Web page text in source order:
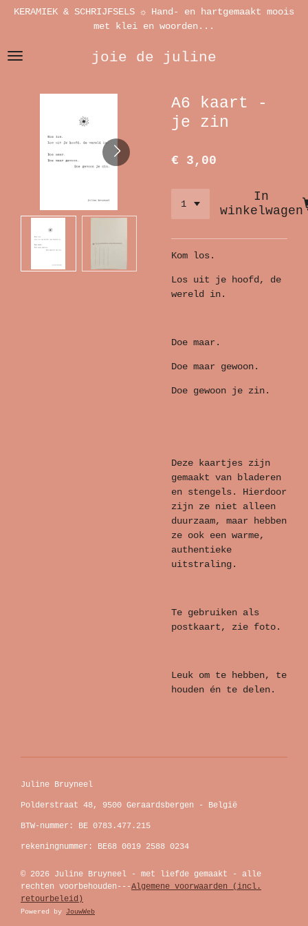
Ga
de
joie de juline
KERAMIEK & SCHRIJFSELS ☼ Hand- en hartgemaakt moois
met klei en woorden...
A6 kaart -
je zin
€ 3,00
In
winkelwagen
Kom los.
Los uit je hoofd, de
wereld in.
Doe maar.
Doe maar gewoon.
Doe gewoon je zin.
Deze kaartjes zijn
gemaakt van bladeren
en stengels. Hierdoor
zijn ze niet alleen
duurzaam, maar hebben
ze ook een warme,
authentieke
uitstraling.
Te gebruiken als
postkaart, zie foto.
Leuk om te hebben, te
houden én te delen.
Juline Bruyneel
Polderstraat 48, 9500 Geraardsbergen - België
BTW-nummer: BE 0783.477.215
rekeningnummer: BE68 0019 2588 0234
© 2026 Juline Bruyneel - met liefde gemaakt - alle
rechten voorbehouden---Algemene voorwaarden (incl.
retourbeleid)
Powered by JouwWeb